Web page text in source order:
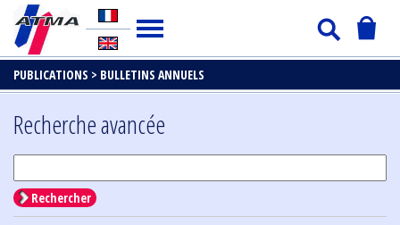
PUBLICATIONS > BULLETINS ANNUELS
Recherche avancée
Rechercher